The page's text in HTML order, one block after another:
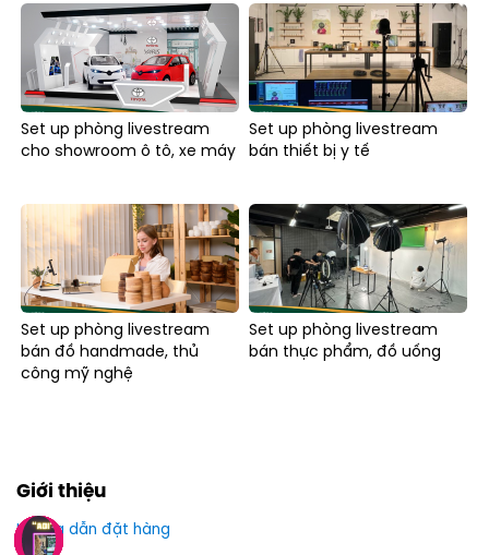
Set up phòng livestream
cho showroom ô tô, xe máy
Set up phòng livestream
bán thiết bị y tế
Set up phòng livestream
bán đồ handmade, thủ
công mỹ nghệ
Set up phòng livestream
bán thực phẩm, đồ uống
Giới thiệu
Hướng dẫn đặt hàng